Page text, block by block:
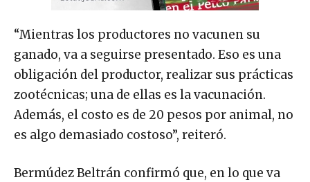
“Mientras los productores no vacunen su
ganado, va a seguirse presentado. Eso es una
obligación del productor, realizar sus prácticas
zootécnicas; una de ellas es la vacunación.
Además, el costo es de 20 pesos por animal, no
es algo demasiado costoso”, reiteró.
Bermúdez Beltrán confirmó que, en lo que va